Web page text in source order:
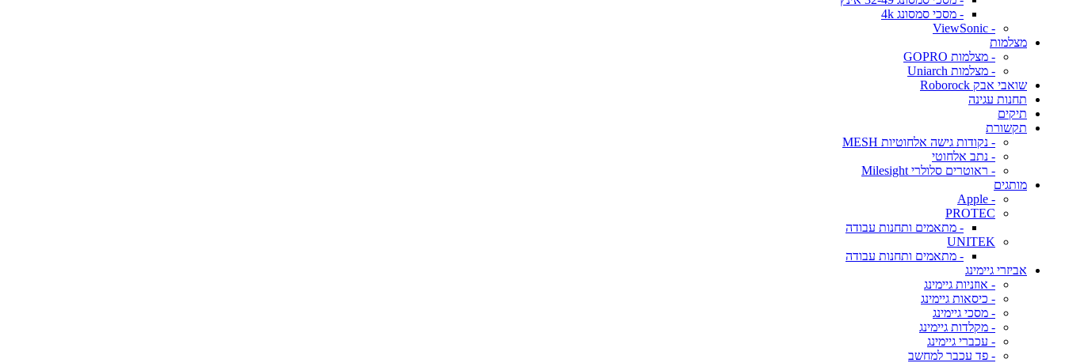
- מסכי סמסונג 4k
- ViewSonic
מצלמות
- מצלמות GOPRO
- מצלמות Uniarch
שואבי אבק Roborock
תחנות עגינה
תיקים
תקשורת
- נקודות גישה אלחוטיות MESH
- נתב אלחוטי
- ראוטרים סלולרי Milesight
מותגים
- Apple
PROTEC
- מתאמים ותחנות עבודה
UNITEK
- מתאמים ותחנות עבודה
אביזרי גיימינג
- אוזניות גיימינג
- כיסאות גיימינג
- מסכי גיימינג
- מקלדות גיימינג
- עכברי גיימינג
- פד עכבר למחשב